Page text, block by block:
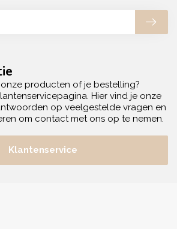
producten of je bestelling?
Hier vind je onze
op veelgestelde vragen en
om contact met ons op te nemen.
Klantenservice